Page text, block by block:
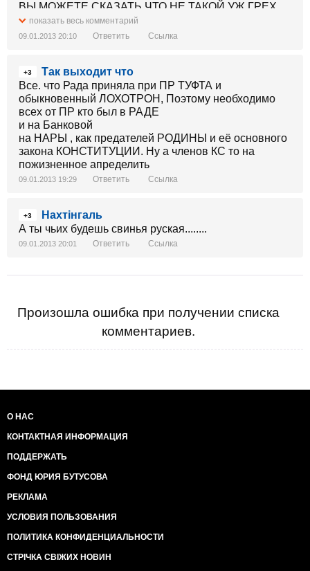
ВЫ МОЖЕТЕ СКАЗАТЬ ЧТО НЕ ТАКОЙ УЖ ГРЕХ
ПИАНИСТЫ
А ВЕДЬ ПО ТАКИМ ЗАКОНАМ ПРИНЯТЫХ ВОТ
ПОДОБНЫХ НЕ ОТСЫХАЮТ
БОЖЕ ЗБЕРЕЖИ НАШУ ДЕРЖАВУ
показать весь комментарий
09.01.2013 20:10 Ответить Ссылка
+3
Так выходит что
Все. что Рада приняла при ПР ТУФТА и
обыкновенный ЛОХОТРОН, Поэтому необходимо
всех от ПР кто был в РАДЕ
и на Банковой
на НАРЫ , как предателей РОДИНЫ и её основного
закона КОНСТИТУЦИИ. Ну а членов КС то на
пожизненное апределить
09.01.2013 19:29 Ответить Ссылка
+3
Нахтінгаль
А ты чьих будешь свинья руская........
09.01.2013 20:01 Ответить Ссылка
Произошла ошибка при получении списка
комментариев.
О НАС
КОНТАКТНАЯ ИНФОРМАЦИЯ
ПОДДЕРЖАТЬ
ФОНД ЮРИЯ БУТУСОВА
РЕКЛАМА
УСЛОВИЯ ПОЛЬЗОВАНИЯ
ПОЛИТИКА КОНФИДЕНЦИАЛЬНОСТИ
СТРІЧКА СВІЖИХ НОВИН